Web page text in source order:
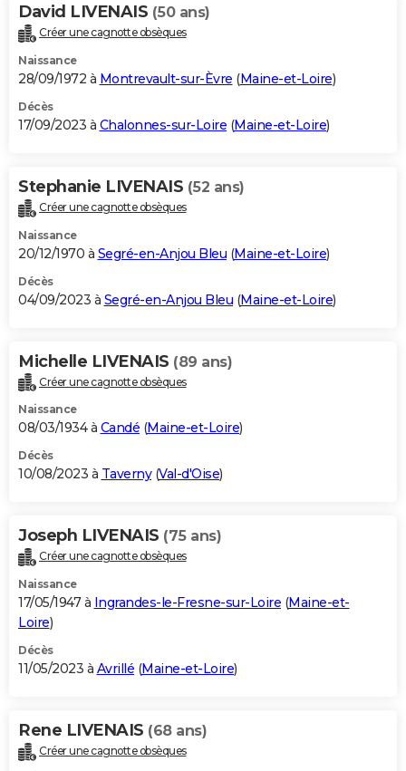
David LIVENAIS (50 ans)
Créer une cagnotte obsèques
Naissance
28/09/1972 à Montrevault-sur-Èvre (Maine-et-Loire)
Décès
17/09/2023 à Chalonnes-sur-Loire (Maine-et-Loire)
Stephanie LIVENAIS (52 ans)
Créer une cagnotte obsèques
Naissance
20/12/1970 à Segré-en-Anjou Bleu (Maine-et-Loire)
Décès
04/09/2023 à Segré-en-Anjou Bleu (Maine-et-Loire)
Michelle LIVENAIS (89 ans)
Créer une cagnotte obsèques
Naissance
08/03/1934 à Candé (Maine-et-Loire)
Décès
10/08/2023 à Taverny(Val-d'Oise)
Joseph LIVENAIS (75 ans)
Créer une cagnotte obsèques
Naissance
17/05/1947 à Ingrandes-le-Fresne-sur-Loire (Maine-et-
Loire)
Décès
11/05/2023 à Avrillé (Maine-et-Loire)
Rene LIVENAIS (68 ans)
Créer une cagnotte obsèques